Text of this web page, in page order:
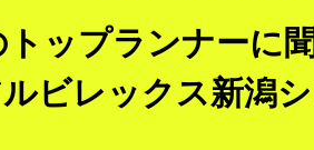
トップランナーに
ビレックス新潟